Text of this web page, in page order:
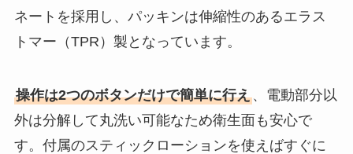
ネートを採用し、パッキンは伸縮性のあるエラス
トマー（TPR）製となっています。
操作は2つのボタンだけで簡単に行え、電動部分以
外は分解して丸洗い可能なため衛生面も安心で
す。付属のスティックローションを使えばすぐに